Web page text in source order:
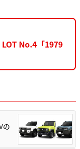
No.4「1979
の